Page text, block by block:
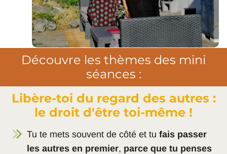
Découvre les thèmes des mini
séances :
Libère-toi du regard des autres :
le droit d'être toi-même !
Tu te mets souvent de côté et tu fais passer
les autres en premier, parce que tu penses